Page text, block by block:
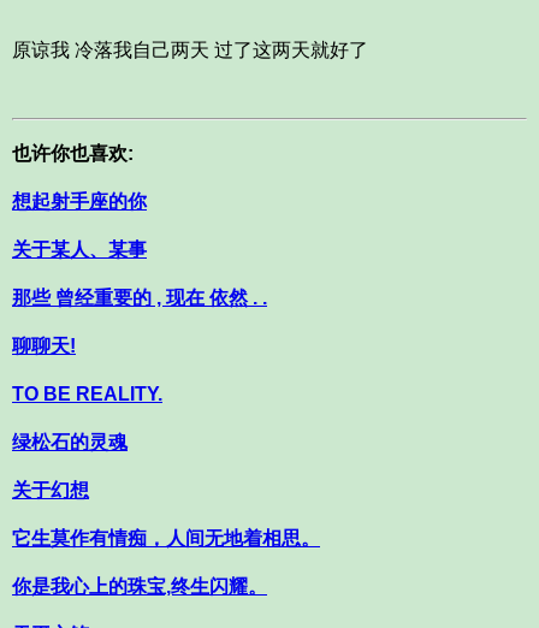
原谅我 冷落我自己两天 过了这两天就好了
也许你也喜欢:
想起射手座的你
关于某人、某事
那些 曾经重要的 , 现在 依然 . .
聊聊天!
TO BE REALITY.
绿松石的灵魂
关于幻想
它生莫作有情痴，人间无地着相思。
你是我心上的珠宝,终生闪耀。